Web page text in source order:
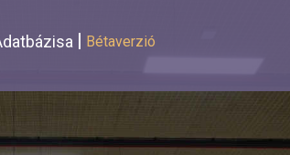
Bétaverzió